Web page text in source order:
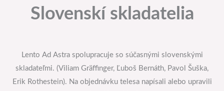
Slovenskí skladatelia
Lento Ad Astra spolupracuje so súčasnými slovenskými
skladateľmi. (Viliam Gräffinger, Ľuboš Bernáth, Pavol Šuška,
Erik Rothestein). Na objednávku telesa napísali alebo upravili